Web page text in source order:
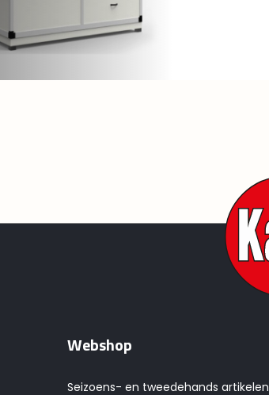
Webshop
Seizoens- en tweedehands artikelen